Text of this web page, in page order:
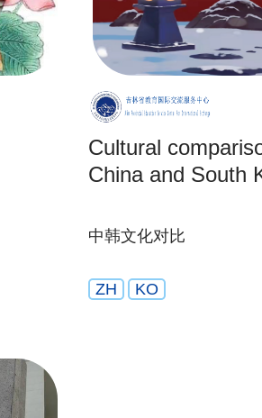
Cultural
China and South
中韩文化对比
ZH KO